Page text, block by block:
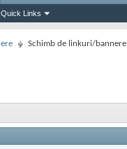
Quick Links
Schimb de linkuri/bannere